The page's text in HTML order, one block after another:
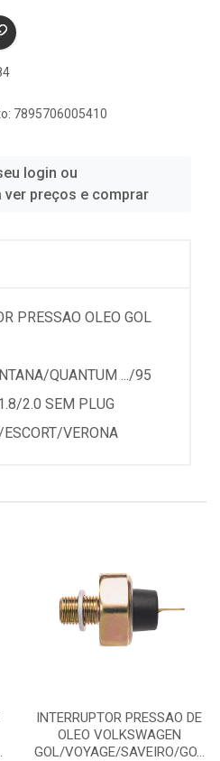
7895706005410
login ou
ver preços e comprar
PRESSAO OLEO GOL
QUANTUM .../95
2.0 SEM PLUG
VERONA
INTERRUPTOR PRESSAO DE
OLEO VOLKSWAGEN
GOL/VOYAGE/SAVEIRO/GO...